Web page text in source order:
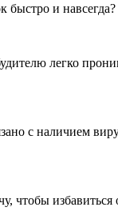
быстро и
легко
с наличием
чтобы